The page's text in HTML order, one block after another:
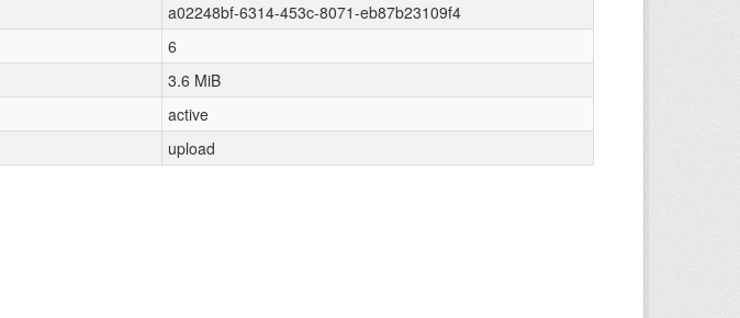
a02248bf-6314-453c-8071-eb87b23109f4
6
3.6 MiB
active
upload